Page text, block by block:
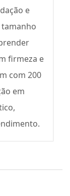
e
firmeza e
com 200
em